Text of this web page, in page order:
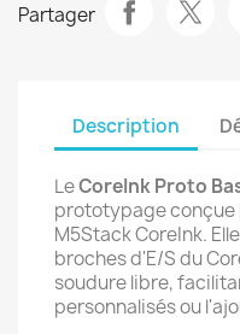
Partager
Description
LeCoreInk Proto
prototypage conçue
M5Stack CoreInk.
broches d'E/S du
soudure libre,
personnalisés ou